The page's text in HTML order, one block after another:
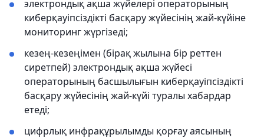
электрондық ақша жүйелері операторының
киберқауіпсіздікті басқару жүйесінің жай-күйіне
мониторинг жүргізеді;
кезең-кезеңімен (бірақ жылына бір реттен
сиретпей) электрондық ақша жүйесі
операторының басшылығын киберқауіпсіздікті
басқару жүйесінің жай-күйі туралы хабардар
етеді;
цифрлық инфрақұрылымды қорғау аясының